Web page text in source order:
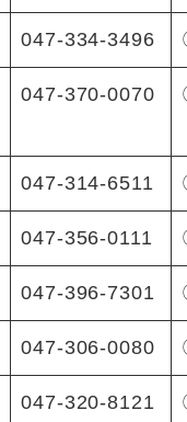
047-334-3496
047-370-0070
047-314-6511
047-356-0111
047-396-7301
047-306-0080
047-320-8121